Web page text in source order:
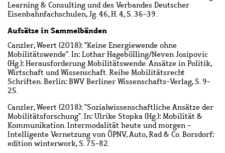
Learning & Consulting und des Verbandes Deutscher
Eisenbahnfachschulen, Jg. 46, H. 4, S. 36-39.
Aufsätze in Sammelbänden
Canzler, Weert (2018): "Keine Energiewende ohne
Mobilitätswende". In: Lothar Hagebölling/Neven Josipovic
(Hg.): Herausforderung Mobilitätswende. Ansätze in Politik,
Wirtschaft und Wissenschaft. Reihe Mobilitätsrecht
Schriften. Berlin: BWV Berliner Wissenschafts-Verlag, S. 9-
25.
Canzler, Weert (2018): "Sozialwissenschaftliche Ansätze der
Mobilitätsforschung". In: Ulrike Stopka (Hg.): Mobilität &
Kommunikation. Intermodalität heute und morgen -
Intelligente Vernetzung von ÖPNV, Auto, Rad & Co. Borsdorf:
edition winterwork, S. 75-82.